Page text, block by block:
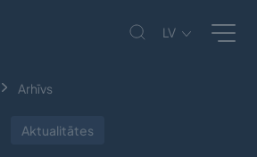
LV
Arhīvs
Aktualitātes